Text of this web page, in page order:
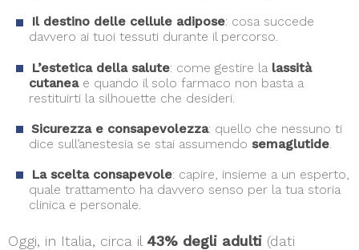
Il destino delle cellule adipose: cosa succede
davvero ai tuoi tessuti durante il percorso.
L’estetica della salute: come gestire la lassità
cutaneae quando il solo farmaco non basta a
restituirti la silhouette che desideri.
Sicurezza e consapevolezza: quello che nessuno ti
dice sull’anestesia se stai assumendo semaglutide
La scelta consapevole: capire, insieme a un esperto,
quale trattamento ha davvero senso per la tua storia
clinica e personale.
Oggi, in Italia, circa il 43% degli adulti (dati